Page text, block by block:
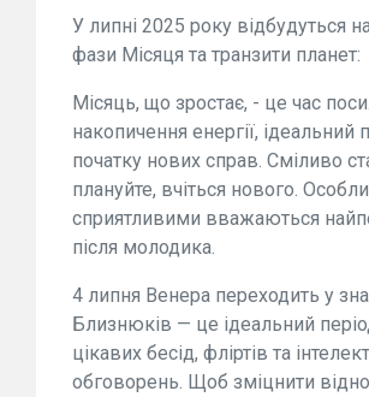
У липні 2025 року відбудуться
фази Місяця та транзити планет:
Місяць, що зростає, - це час
накопичення енергії, ідеальний
початку нових справ. Сміливо
плануйте, вчіться нового.
сприятливими вважаються
після молодика.
4 липня Венера переходить у
Близнюків — це ідеальний
цікавих бесід, фліртів та
обговорень. Щоб зміцнити